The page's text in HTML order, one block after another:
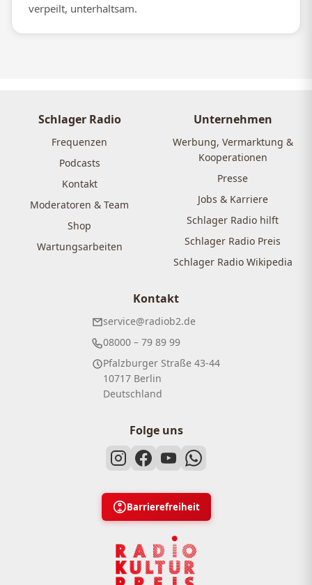
verpeilt, unterhaltsam.
Schlager Radio
Frequenzen
Podcasts
Kontakt
Moderatoren & Team
Shop
Wartungsarbeiten
Unternehmen
Werbung, Vermarktung &
Kooperationen
Presse
Jobs & Karriere
Schlager Radio hilft
Schlager Radio Preis
Schlager Radio Wikipedia
Kontakt
service@radiob2.de
08000 – 79 89 99
Pfalzburger Straße 43-44
10717 Berlin
Deutschland
Folge uns
Barrierefreiheit